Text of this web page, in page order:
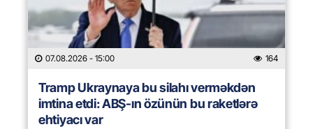
07.08.2026 - 15:00 164
Tramp Ukraynaya bu silahı verməkdən
imtina etdi: ABŞ-ın özünün bu raketlərə
ehtiyacı var